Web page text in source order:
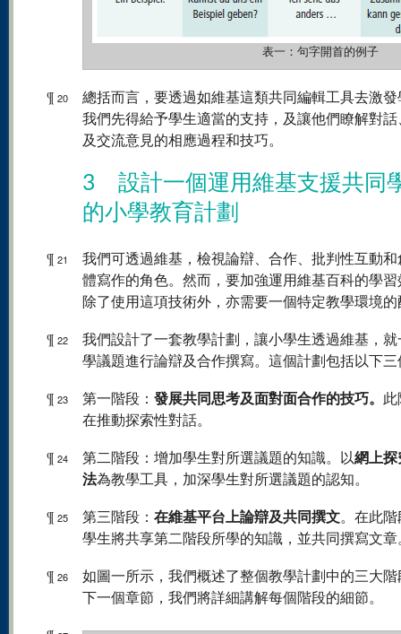
表一：句字開首的例子
¶ 20
總括而言，要透過如維基這類共同編輯工具去激
我們先得給予學生適當的支持，及讓他們瞭解對
及交流意見的相應過程和技巧。
3 設計一個運用維基支援共同
的小學教育計劃
¶ 21
我們可透過維基，檢視論辯、合作、批判性互動
體寫作的角色。然而，要加強運用維基百科的學
除了使用這項技術外，亦需要一個特定教學環境
¶ 22
我們設計了一套教學計劃，讓小學生透過維基，
學議題進行論辯及合作撰寫。這個計劃包括以下三
¶ 23 第一階段： 發展共同思考及面對面合作的技巧。
在推動探索性對話。
¶ 24 第二階段：增加學生對所選議題的知識。以網上
法為教學工具，加深學生對所選議題的認知。
¶ 25 第三階段： 在維基平台上論辯及共同撰文。在此
學生將共享第二階段所學的知識，並共同撰寫文章
¶ 26
如圖一所示，我們概述了整個教學計劃中的三大
下一個章節，我們將詳細講解每個階段的細節。